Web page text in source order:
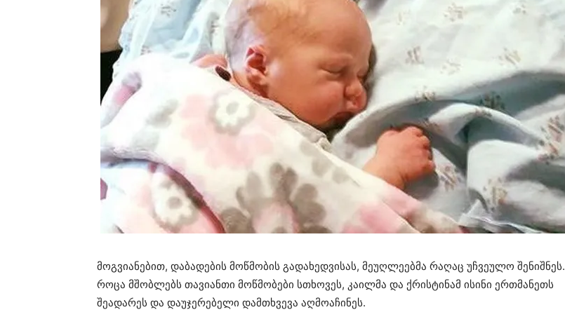
მოგვიანებით, დაბადების მოწმობის გადახედვისას, მეუღლეებმა რაღაც უჩვეულო შენიშნეს.
როცა მშობლებს თავიანთი მოწმობები სთხოვეს, კაილმა და ქრისტინამ ისინი ერთმანეთს
შეადარეს და დაუჯერებელი დამთხვევა აღმოაჩინეს.